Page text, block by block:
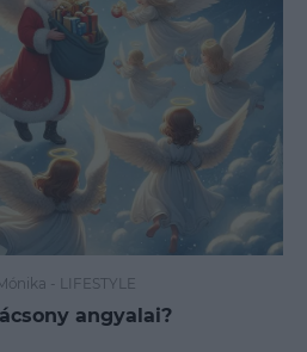
- LIFESTYLE
angyalai?